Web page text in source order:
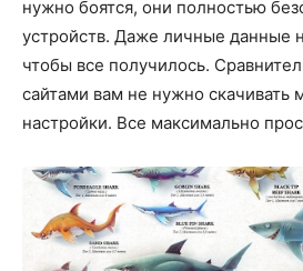
нужно боятся, они полностью
устройств. Даже личные данные
чтобы все получилось.
сайтами вам не нужно скачивать
настройки. Все максимально